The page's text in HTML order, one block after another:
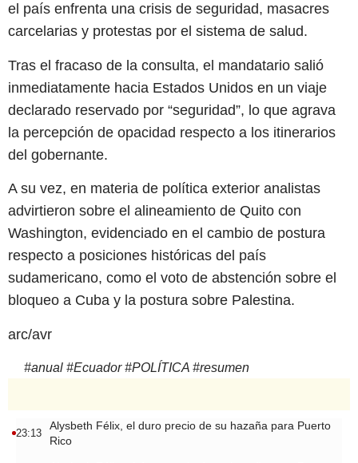
el país enfrenta una crisis de seguridad, masacres
carcelarias y protestas por el sistema de salud.
Tras el fracaso de la consulta, el mandatario salió
inmediatamente hacia Estados Unidos en un viaje
declarado reservado por “seguridad”, lo que agrava
la percepción de opacidad respecto a los itinerarios
del gobernante.
A su vez, en materia de política exterior analistas
advirtieron sobre el alineamiento de Quito con
Washington, evidenciado en el cambio de postura
respecto a posiciones históricas del país
sudamericano, como el voto de abstención sobre el
bloqueo a Cuba y la postura sobre Palestina.
arc/avr
#anual #Ecuador#POLÍTICA #resumen
23:13
Alysbeth Félix, el duro precio de su hazaña para Puerto
Rico